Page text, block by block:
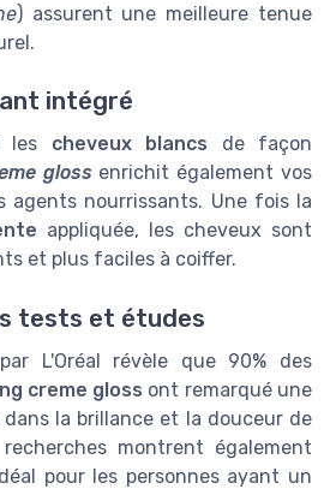
) assurent une meilleure tenue
intégré
les cheveux blancs de façon
gloss enrichit également vos
agents nourrissants. Une fois la
appliquée, les cheveux sont
et plus faciles à coiffer.
tests et études
L'Oréal révèle que 90% des
creme gloss ont remarqué une
la brillance et la douceur de
montrent également
pour les personnes ayant un